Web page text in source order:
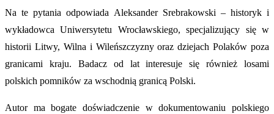
Na te pytania odpowiada Aleksander Srebrakowski – historyk i
wykładowca Uniwersytetu Wrocławskiego, specjalizujący się w
historii Litwy, Wilna i Wileńszczyzny oraz dziejach Polaków poza
granicami kraju. Badacz od lat interesuje się również losami
polskich pomników za wschodnią granicą Polski.
Autor ma bogate doświadczenie w dokumentowaniu polskiego